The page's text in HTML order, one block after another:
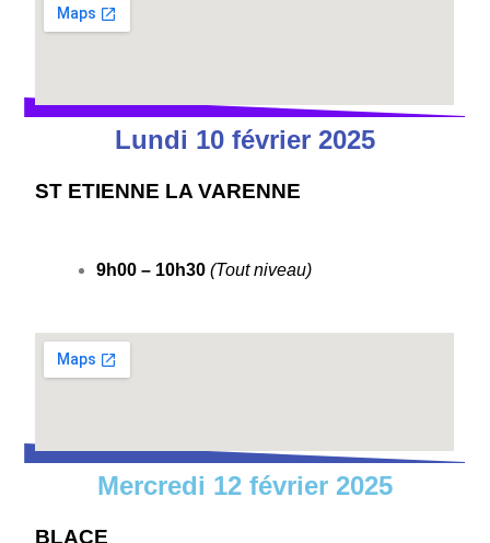
Lundi 10 février 2025
ST ETIENNE LA VARENNE
9h00 – 10h30(Tout niveau)
Mercredi 12 février 2025
BLACE